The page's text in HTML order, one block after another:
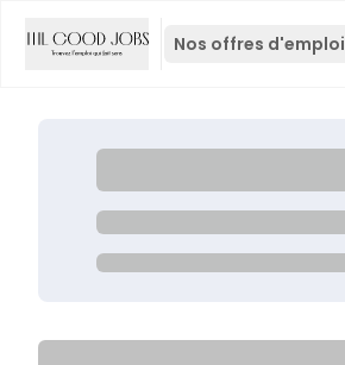
Nos offres d'emploi